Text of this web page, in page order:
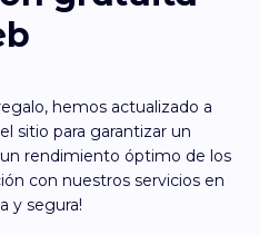
hemos actualizado a
sitio para garantizar un
rendimiento óptimo de los
con nuestros servicios en
y segura!